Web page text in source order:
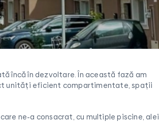
încă în dezvoltare. În această fază am
unități eficient compartimentate, spații
ne-a consacrat, cu multiple piscine, alei